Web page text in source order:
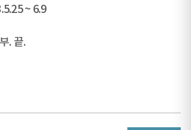
~ 6.9
. 끝.